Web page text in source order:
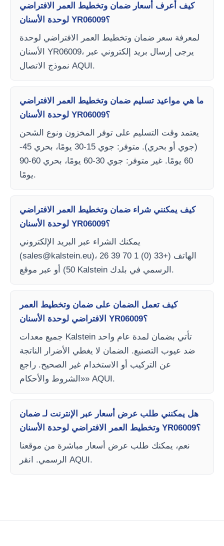
كيف أعرف أسعار ضمان وتخطيط العمر الافتراضي
لوحدة الأسنان YR06009؟
لمعرفة سعر ضمان وتخطيط العمر الافتراضي لوحدة
الأسنان YR06009، يرجى إرسال بريد إلكتروني عبر
نموذج الاتصال AQUI.
ما هي مواعيد تسليم ضمان وتخطيط العمر الافتراضي
لوحدة الأسنان YR06009؟
يعتمد وقت التسليم على توفر المخزون ونوع الشحن
(جوي أو بحري). متوفر: جوي 15-30 يومًا، بحري 45-
60 يومًا. غير متوفر: جوي 30-60 يومًا، بحري 60-90
يومًا.
كيف يمكنني شراء ضمان وتخطيط العمر الافتراضي
لوحدة الأسنان YR06009؟
يمكنك الشراء عبر البريد الإلكتروني
(sales@kalstein.eu)، الهاتف (+33 (0) 1 70 39 26
50) أو عبر موقع Kalstein الرسمي في بلدك.
كيف تعمل الضمان على ضمان وتخطيط العمر
الافتراضي لوحدة الأسنان YR06009؟
جميع معدات Kalstein تأتي بضمان لمدة عام واحد
ضد عيوب التصنيع. الضمان لا يغطي الأضرار الناتجة
عن التركيب أو الاستخدام غير الصحيح. راجع
«الشروط والأحكام» AQUI.
هل يمكنني طلب عرض أسعار عبر الإنترنت لـ ضمان
وتخطيط العمر الافتراضي لوحدة الأسنان YR06009؟
نعم، يمكنك طلب عرض أسعار مباشرة من موقعنا
الرسمي. انقر AQUI.